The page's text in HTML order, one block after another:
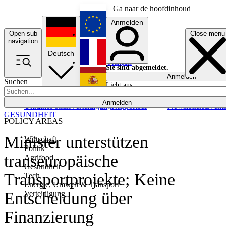
Ga naar de hoofdinhoud
Open sub
navigation
Close menu
Suchen
Anmelden
POLICY AREAS
Wirtschaft
Politik
Agrifood
Gesundheit
Tech
Energie, Umwelt & Transport
Verteidigung
UkrainePolitikVerteidigungRapporteur NewslettersEvents
Deutsch
English
Français
Anmelden
Sie sind abgemeldet.
Anmelden
Licht aus
Minister unterstützen
transeuropäische
Transportprojekte; Keine
Entscheidung über
Finanzierung
GESUNDHEIT